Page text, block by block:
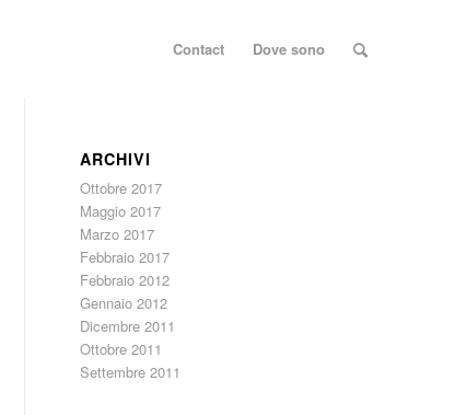
Contact Dove sono
ARCHIVI
Ottobre 2017
Maggio 2017
Marzo 2017
Febbraio 2017
Febbraio 2012
Gennaio 2012
Dicembre 2011
Ottobre 2011
Settembre 2011